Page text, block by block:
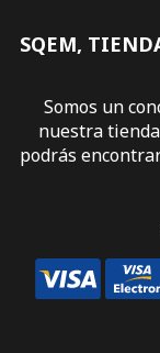
SQEM,
Somos un
nuestra
podrás